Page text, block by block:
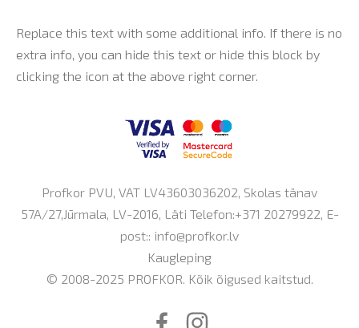
Replace this text with some additional info. If there is no
extra info, you can hide this text or hide this block by
clicking the icon at the above right corner.
Profkor PVU, VAT LV43603036202, Skolas tänav
57A/27,Jūrmala, LV-2016, Läti Telefon:+371 20279922, E-
post:: info@profkor.lv
Kaugleping
© 2008-2025 PROFKOR. Kõik õigused kaitstud.